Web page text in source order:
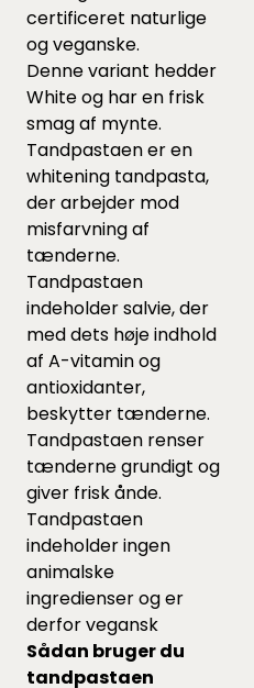
certificeret naturlige
og veganske.
Denne variant hedder
White og har en frisk
smag af mynte.
Tandpastaen er en
whitening tandpasta,
der arbejder mod
misfarvning af
tænderne.
Tandpastaen
indeholder salvie, der
med dets høje indhold
af A-vitamin og
antioxidanter,
beskytter tænderne.
Tandpastaen renser
tænderne grundigt og
giver frisk ånde.
Tandpastaen
indeholder ingen
animalske
ingredienser og er
derfor vegansk
Sådan bruger du
tandpastaen